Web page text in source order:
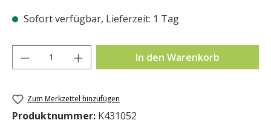
Sofort verfügbar, Lieferzeit: 1 Tag
Produkt Anzahl: Gib den gewünschten
In den Warenkorb
Zum Merkzettel hinzufügen
Produktnummer: K431052